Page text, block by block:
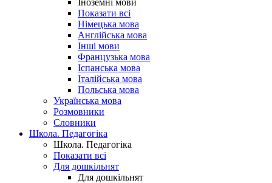
Іноземні мови
Показати всі
Німецька мова
Англійська мова
Інші мови
Французька мова
Іспанська мова
Італійська мова
Польська мова
Українська мова
Розмовники
Словники
Школа. Педагогіка
Школа. Педагогіка
Показати всі
Для дошкільнят
Для дошкільнят